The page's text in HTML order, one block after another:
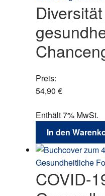
Preis:
54,90 €
Enthält 7% MwSt.
In den
COVID-